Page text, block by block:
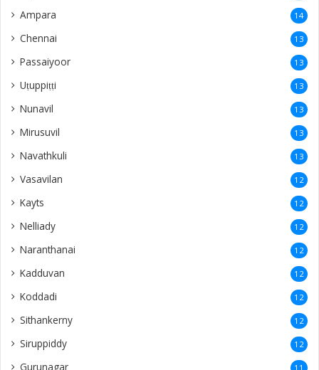
Ampara 14
Chennai 13
Passaiyoor 13
Uṭuppiṭṭi 13
Nunavil 13
Mirusuvil 13
Navathkuli 13
Vasavilan 12
Kayts 12
Nelliady 12
Naranthanai 12
Kadduvan 12
Koddadi 12
Sithankerny 12
Siruppiddy 12
Gurunagar 11